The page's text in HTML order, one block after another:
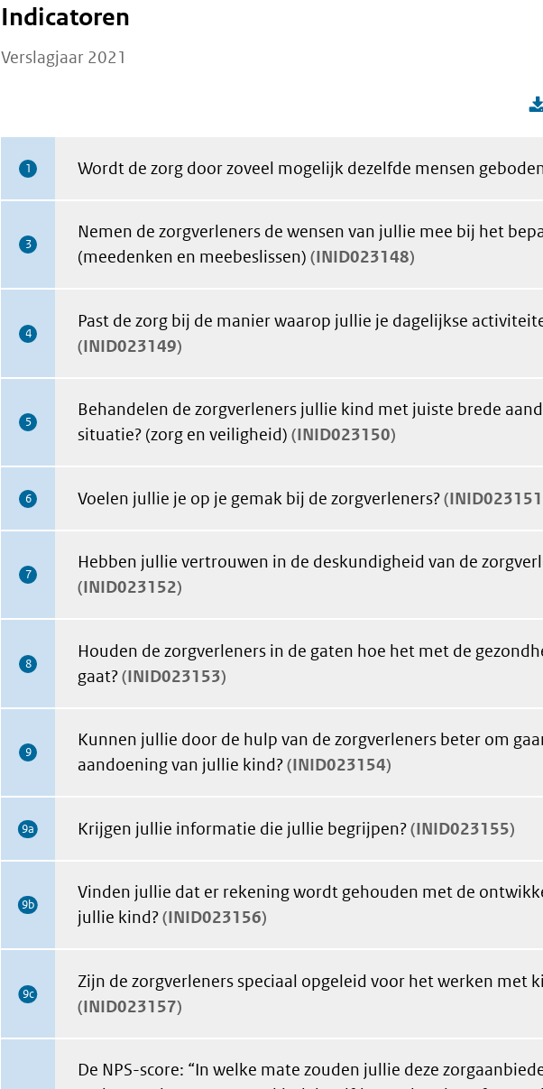
Indicatoren
Verslagjaar 2021
1 Wordt de zorg door zoveel mogelijk dezelfde mensen
3
Nemen de zorgverleners de wensen van jullie mee bij het
(meedenken en meebeslissen) INID023148
4
Past de zorg bij de manier waarop jullie je dagelijkse
INID023149
5
Behandelen de zorgverleners jullie kind met juiste brede
situatie? (zorg en veiligheid) INID023150
6 Voelen jullie je op je gemak bij de zorgverleners? INID023151
7
Hebben jullie vertrouwen in de deskundigheid van de
INID023152
8
Houden de zorgverleners in de gaten hoe het met de
gaat? INID023153
9
Kunnen jullie door de hulp van de zorgverleners beter om
aandoening van jullie kind? INID023154
9a Krijgen jullie informatie die jullie begrijpen? INID023155
9b
Vinden jullie dat er rekening wordt gehouden met de
jullie kind? INID023156
9c
Zijn de zorgverleners speciaal opgeleid voor het werken met
INID023157
De NPS-score: “In welke mate zouden jullie deze